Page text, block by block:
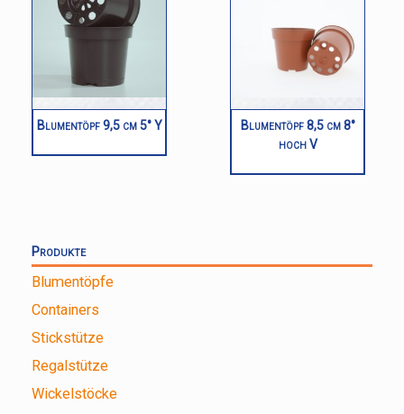
Blumentöpf 9,5 cm 5° Y
Blumentöpf 8,5 cm 8°
hoch V
Produkte
Blumentöpfe
Containers
Stickstütze
Regalstütze
Wickelstöcke